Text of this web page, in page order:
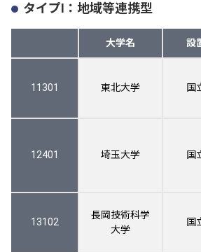
タイプⅠ：地域等連携型
大学名 設
11301 東北大学 国
12401 埼玉大学 国
13102
長岡技術科学
大学
国